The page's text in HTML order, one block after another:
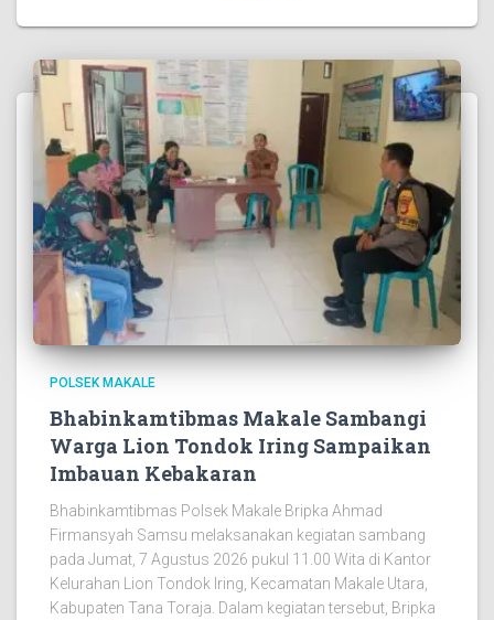
POLSEK MAKALE
Bhabinkamtibmas Makale Sambangi
Warga Lion Tondok Iring Sampaikan
Imbauan Kebakaran
Bhabinkamtibmas Polsek Makale Bripka Ahmad
Firmansyah Samsu melaksanakan kegiatan sambang
pada Jumat, 7 Agustus 2026 pukul 11.00 Wita di Kantor
Kelurahan Lion Tondok Iring, Kecamatan Makale Utara,
Kabupaten Tana Toraja. Dalam kegiatan tersebut, Bripka